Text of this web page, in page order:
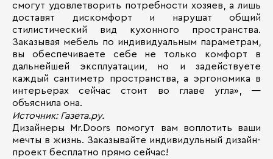
смогут удовлетворить потребности хозяев, а лишь
доставят дискомфорт и нарушат общий
стилистический вид кухонного пространства.
Заказывая мебель по индивидуальным параметрам,
вы обеспечиваете себе не только комфорт в
дальнейшей эксплуатации, но и задействуете
каждый сантиметр пространства, а эргономика в
интерьерах сейчас стоит во главе угла», —
объяснила она.
Источник: Газета.ру.
Дизайнеры Mr.Doors помогут вам воплотить ваши
мечты в жизнь. Заказывайте индивидульный дизайн-
проект бесплатно прямо сейчас!